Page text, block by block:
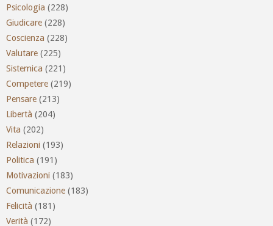
Psicologia (228)
Giudicare (228)
Coscienza (228)
Valutare (225)
Sistemica (221)
Competere (219)
Pensare (213)
Libertà (204)
Vita (202)
Relazioni (193)
Politica (191)
Motivazioni (183)
Comunicazione (183)
Felicità (181)
Verità (172)